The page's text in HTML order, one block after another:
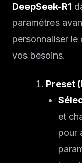
DeepSeek-R1
paramètres
personnaliser
vos besoins.
Preset
et
pour